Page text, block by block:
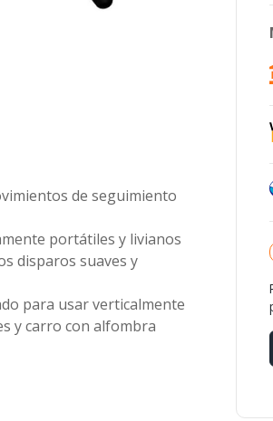
de seguimiento
portátiles y livianos
disparos suaves y
para usar verticalmente
y carro con alfombra